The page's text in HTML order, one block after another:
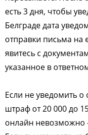
есть 3 дня, чтобы
Белграде дата
отправки письма на
явитесь с
указанное в
Если не уведомить
штраф от 20 000 до
онлайн невозможно